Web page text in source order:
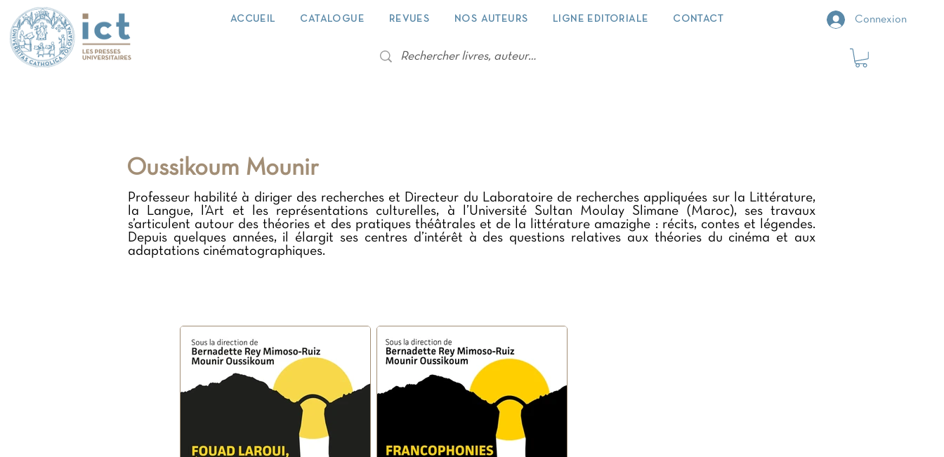
ACCUEIL CATALOGUE REVUES NOS AUTEURS LIGNE EDITORIALE CONTACT Connexion
Oussikoum Mounir
Professeur habilité à diriger des recherches et Directeur du Laboratoire de recherches appliquées sur la Littérature,
la Langue, l’Art et les représentations culturelles, à l’Université Sultan Moulay Slimane (Maroc), ses travaux
s’articulent autour des théories et des pratiques théâtrales et de la littérature amazighe : récits, contes et légendes.
Depuis quelques années, il élargit ses centres d’intérêt à des questions relatives aux théories du cinéma et aux
adaptations cinématographiques.